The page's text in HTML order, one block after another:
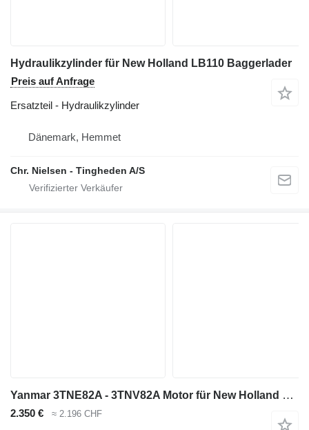
Hydraulikzylinder für New Holland LB110 Baggerlader
Preis auf Anfrage
Ersatzteil - Hydraulikzylinder
Dänemark, Hemmet
Chr. Nielsen - Tingheden A/S
Yanmar 3TNE82A - 3TNV82A Motor für New Holland SK35 Minibagger
2.350 € ≈ 2.196 CHF